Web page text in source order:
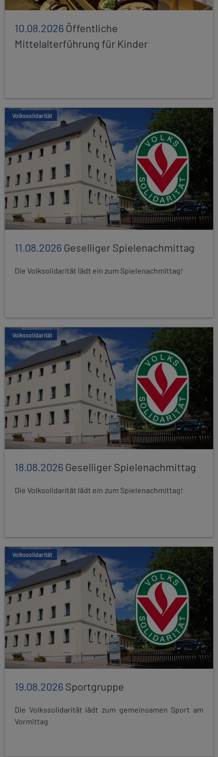
10.08.2026Öffentliche
Mittelalterführung für Kinder
Volkssolidarität
11.08.2026Geselliger Spielenachmittag
Die Volksolidarität lädt ein zum Spielenachmittag!
Volkssolidarität
18.08.2026Geselliger Spielenachmittag
Die Volksolidarität lädt ein zum Spielenachmittag!
Volkssolidarität
19.08.2026Sportgruppe
Die Volkssolidarität lädt zum gemeinsamen Sport am
Vormittag